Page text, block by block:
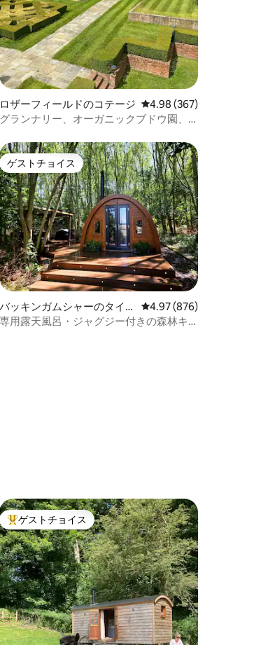
5つ星中4.99つ星の平均評価
ロザーフィールドのコテージ レビュー367件、5つ星
4.98 (367)
グランナリー、オーガニックブドウ園、
5つ星中4.99つ星の平均評価
ゲストチョイス
ゲストチョイス
バッキンガムシャーのタイニ
ーハウス
レビュー876件、5つ星
4.97 (876)
専用露天風呂・ジャグジー付きの森林キ
大好評のゲストチョイスです。
ゲストチョイス